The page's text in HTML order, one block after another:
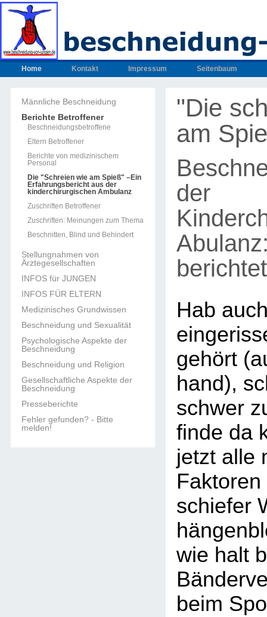
Home Kontakt Impressum Seitenbaum
Männliche Beschneidung
Berichte Betroffener
Beschneidungsbetroffene
Eltern Betroffener
Berichte von medizinischem
Personal
Die "Schreien wie am Spieß" –Ein
Erfahrungsbericht aus der
kinderchirurgischen Ambulanz
Zuschriften Betroffener
Zuschriften: Meinungen zum Thema
Beschnitten, Blind und Behindert
Stellungnahmen von
Ärztegesellschaften
INFOS für JUNGEN
INFOS FÜR ELTERN
Medizinisches Grundwissen
Beschneidung und Sexualität
Psychologische Aspekte der
Beschneidung
Beschneidung und Religion
Gesellschaftliche Aspekte der
Beschneidung
Presseberichte
Fehler gefunden? - Bitte
melden!
"Die
am
der
Hab
gehört
hand),
schwer
finde da
jetzt alle
schiefer
wie halt
beim